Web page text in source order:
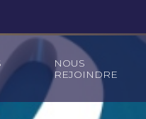
NOUS
REJOINDRE